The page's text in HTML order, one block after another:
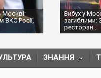
Москві:
ВКС Росії,
Вибух у
загиблими:
ресторан...
ЗНАННЯ